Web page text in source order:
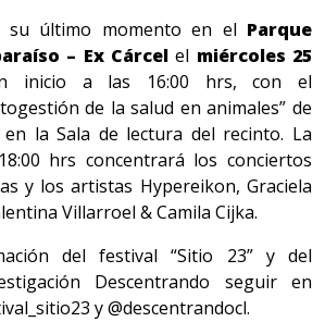
su último momento en el Parque
– Ex Cárcelel miércoles 25
inicio a las 16:00 hrs, con el
de la salud en animales” de
la Sala de lectura del recinto. La
hrs concentrará los conciertos
y los artistas Hypereikon, Graciela
Villarroel & Camila Cijka.
del festival “Sitio 23” y del
Descentrando seguir en
y @descentrandocl.